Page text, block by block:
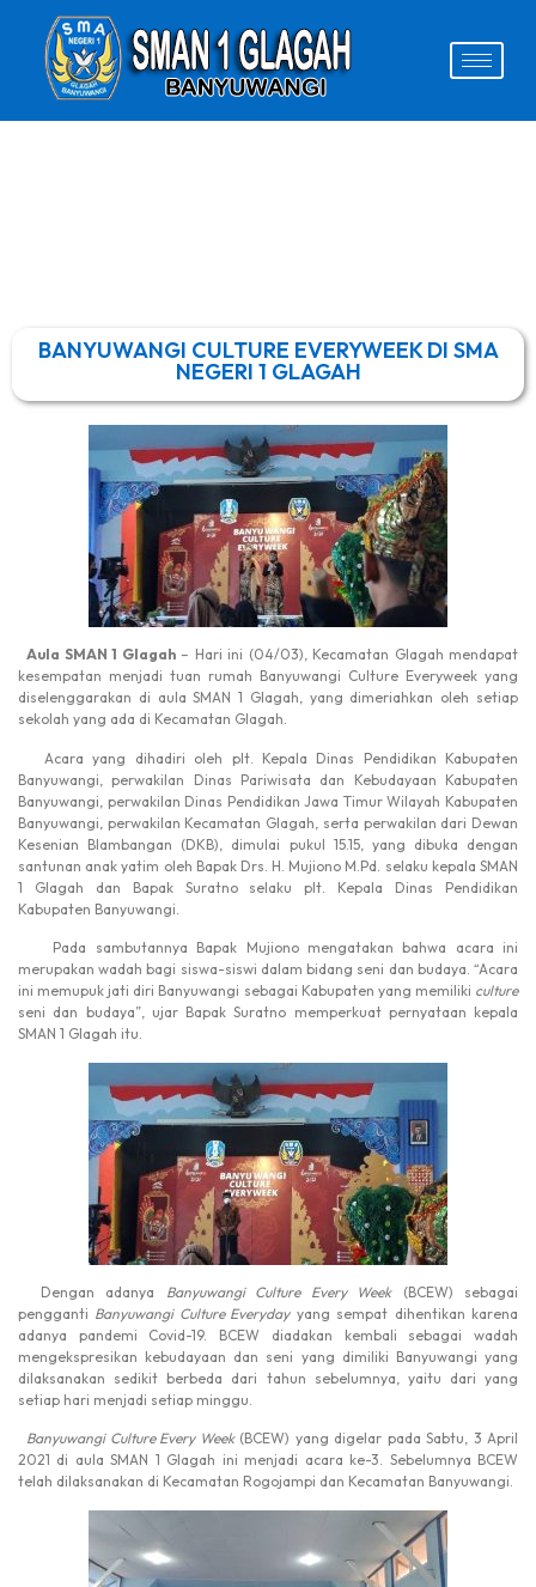
BANYUWANGI CULTURE EVERYWEEK DI SMA
NEGERI 1 GLAGAH
Aula SMAN 1 Glagah– Hari ini (04/03), Kecamatan Glagah mendapat
kesempatan menjadi tuan rumah Banyuwangi Culture Everyweek yang
diselenggarakan di aula SMAN 1 Glagah, yang dimeriahkan oleh setiap
sekolah yang ada di Kecamatan Glagah.
Acara yang dihadiri oleh plt. Kepala Dinas Pendidikan Kabupaten
Banyuwangi, perwakilan Dinas Pariwisata dan Kebudayaan Kabupaten
Banyuwangi, perwakilan Dinas Pendidikan Jawa Timur Wilayah Kabupaten
Banyuwangi, perwakilan Kecamatan Glagah, serta perwakilan dari Dewan
Kesenian Blambangan (DKB), dimulai pukul 15.15, yang dibuka dengan
santunan anak yatim oleh Bapak Drs. H. Mujiono M.Pd. selaku kepala SMAN
1 Glagah dan Bapak Suratno selaku plt. Kepala Dinas Pendidikan
Kabupaten Banyuwangi.
Pada sambutannya Bapak Mujiono mengatakan bahwa acara ini
merupakan wadah bagi siswa-siswi dalam bidang seni dan budaya. “Acara
ini memupuk jati diri Banyuwangi sebagai Kabupaten yang memiliki culture
seni dan budaya”, ujar Bapak Suratno memperkuat pernyataan kepala
SMAN 1 Glagah itu.
Dengan adanya Banyuwangi Culture EveryWeek(BCEW) sebagai
pengganti Banyuwangi Culture Everydayyang sempat dihentikan karena
adanya pandemi Covid-19. BCEW diadakan kembali sebagai wadah
mengekspresikan kebudayaan dan seni yang dimiliki Banyuwangi yang
dilaksanakan sedikit berbeda dari tahun sebelumnya, yaitu dari yang
setiap hari menjadi setiap minggu.
Banyuwangi Culture Every Week(BCEW) yang digelar pada Sabtu, 3 April
2021 di aula SMAN 1 Glagah ini menjadi acara ke-3. Sebelumnya BCEW
telah dilaksanakan di Kecamatan Rogojampi dan Kecamatan Banyuwangi.